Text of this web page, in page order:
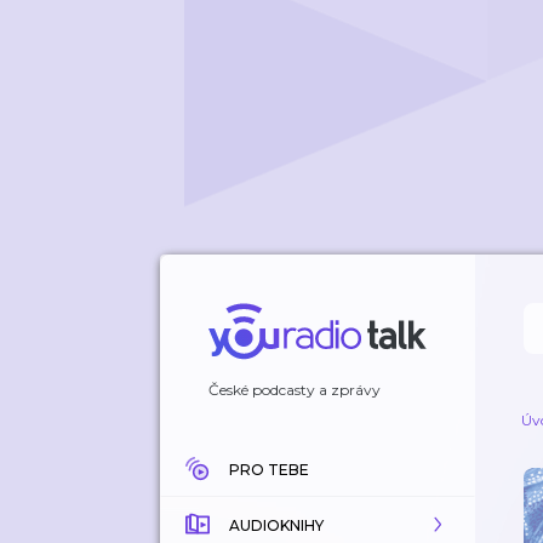
České podcasty a zprávy
PRO TEBE
AUDIOKNIHY